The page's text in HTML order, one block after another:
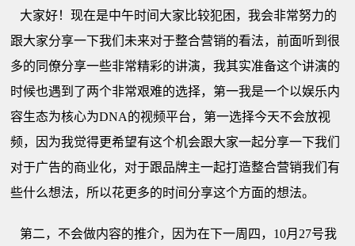
大家好！现在是中午时间大家比较犯困，我会非常努力的
跟大家分享一下我们未来对于整合营销的看法，前面听到很
多的同僚分享一些非常精彩的讲演，我其实准备这个讲演的
时候也遇到了两个非常艰难的选择，第一我是一个以娱乐内
容生态为核心为DNA的视频平台，第一选择今天不会放视
频，因为我觉得更希望有这个机会跟大家一起分享一下我们
对于广告的商业化，对于跟品牌主一起打造整合营销我们有
些什么想法，所以花更多的时间分享这个方面的想法。
第二，不会做内容的推介，因为在下一周四，10月27号我